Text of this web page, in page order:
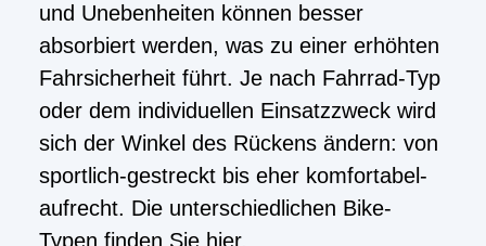
und Unebenheiten können besser
absorbiert werden, was zu einer erhöhten
Fahrsicherheit führt. Je nach Fahrrad-Typ
oder dem individuellen Einsatzzweck wird
sich der Winkel des Rückens ändern: von
sportlich-gestreckt bis eher komfortabel-
aufrecht. Die unterschiedlichen Bike-
Typen finden Sie hier.